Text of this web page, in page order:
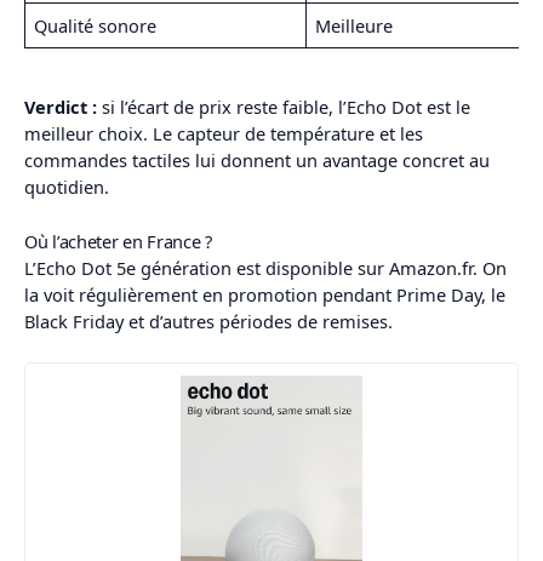
Qualité sonore
Meilleure
Verdict : si l’écart de prix reste faible, l’Echo Dot est le
meilleur choix. Le capteur de température et les
commandes tactiles lui donnent un avantage concret au
quotidien.
Où l’acheter en France ?
L’Echo Dot 5e génération est disponible sur Amazon.fr. On
la voit régulièrement en promotion pendant Prime Day, le
Black Friday et d’autres périodes de remises.